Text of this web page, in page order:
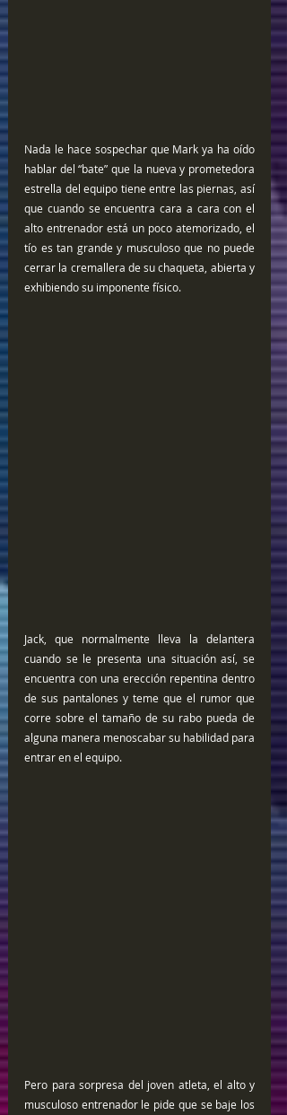
Nada le hace sospechar que Mark ya ha oído
hablar del “bate” que la nueva y prometedora
estrella del equipo tiene entre las piernas, así
que cuando se encuentra cara a cara con el
alto entrenador está un poco atemorizado, el
tío es tan grande y musculoso que no puede
cerrar la cremallera de su chaqueta, abierta y
exhibiendo su imponente físico.
Jack, que normalmente lleva la delantera
cuando se le presenta una situación así, se
encuentra con una erección repentina dentro
de sus pantalones y teme que el rumor que
corre sobre el tamaño de su rabo pueda de
alguna manera menoscabar su habilidad para
entrar en el equipo.
Pero para sorpresa del joven atleta, el alto y
musculoso entrenador le pide que se baje los